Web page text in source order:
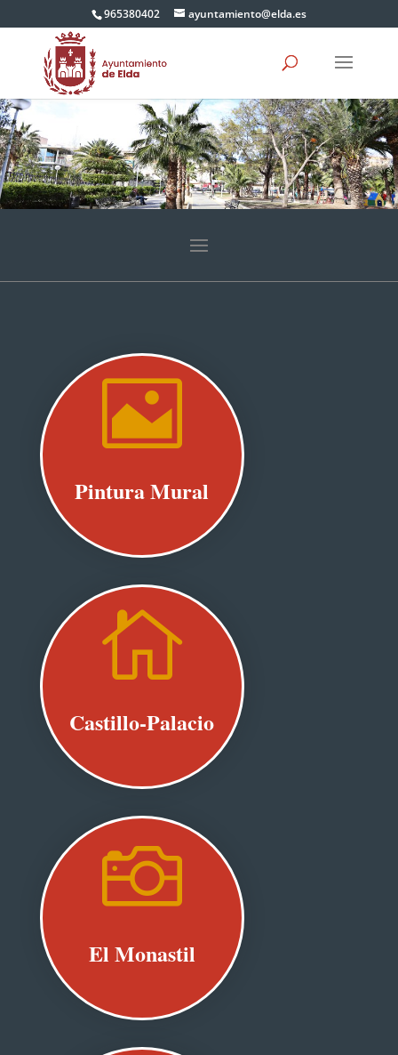
965380402 ayuntamiento@elda.es

Pintura Mural

Castillo-Palacio

El Monastil